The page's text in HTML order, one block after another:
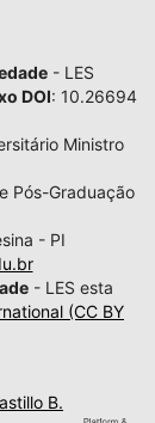
- LES
DOI: 10.26694
Ministro
Pós-Graduação
- PI
- LES esta
(CC BY
B.